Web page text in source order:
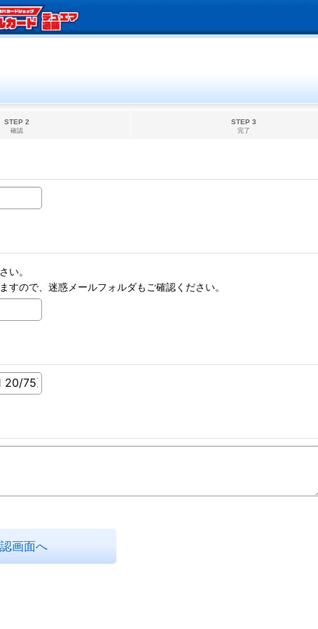
STEP 2
確認
STEP 3
完了
い。
ので、迷惑メールフォルダもご確認ください。
画面へ